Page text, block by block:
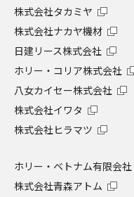
株式会社タカミヤ
株式会社ナカヤ機材
日建リース株式会社
ホリー・コリア株式会社
八女カイセー株式会社
株式会社イワタ
株式会社ヒラマツ
ホリー・ベトナム有限会社
株式会社青森アトム